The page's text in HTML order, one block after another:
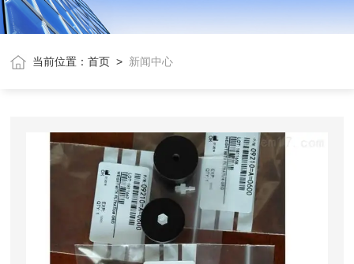
当前位置：首页 > 新闻中心